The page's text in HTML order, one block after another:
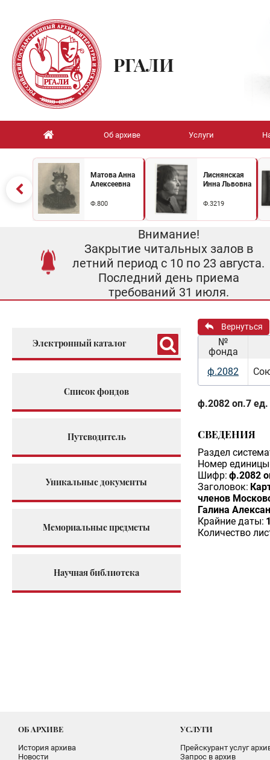
РГАЛИ
Об архиве Услуги
Матова Анна
Алексеевна
Ф.800
Лиснянская
Инна Львовна
Ф.3219
Внимание!
Закрытие читальных залов в
летний период с 10 по 23 августа.
Последний день приема
требований 31 июля.
Электронный каталог
Список фондов
Путеводитель
Уникальные документы
Мемориальные предметы
Научная библиотека
Вернуться
№
фонда
ф.2082
ф.2082 оп.7 ед.
СВЕДЕНИЯ
Раздел
Номер единицы
Шифр: ф.2082
Заголовок:
членов
Галина
Крайние даты:
Количество
ОБ АРХИВЕ
История архива
Новости
УСЛУГИ
Прейскурант услуг
Запрос в архив